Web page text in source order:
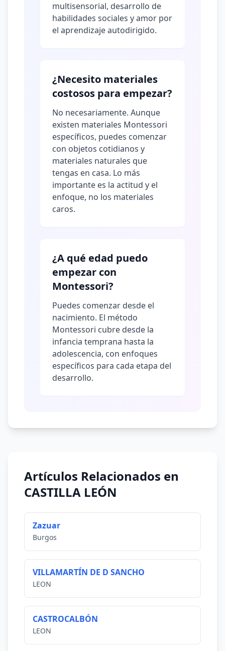
multisensorial, desarrollo de
habilidades sociales y amor por
el aprendizaje autodirigido.
¿Necesito materiales
costosos para empezar?
No necesariamente. Aunque
existen materiales Montessori
específicos, puedes comenzar
con objetos cotidianos y
materiales naturales que
tengas en casa. Lo más
importante es la actitud y el
enfoque, no los materiales
caros.
¿A qué edad puedo
empezar con
Montessori?
Puedes comenzar desde el
nacimiento. El método
Montessori cubre desde la
infancia temprana hasta la
adolescencia, con enfoques
específicos para cada etapa del
desarrollo.
Artículos Relacionados en
CASTILLA LEÓN
Zazuar
Burgos
VILLAMARTÍN DE D SANCHO
LEON
CASTROCALBÓN
LEON